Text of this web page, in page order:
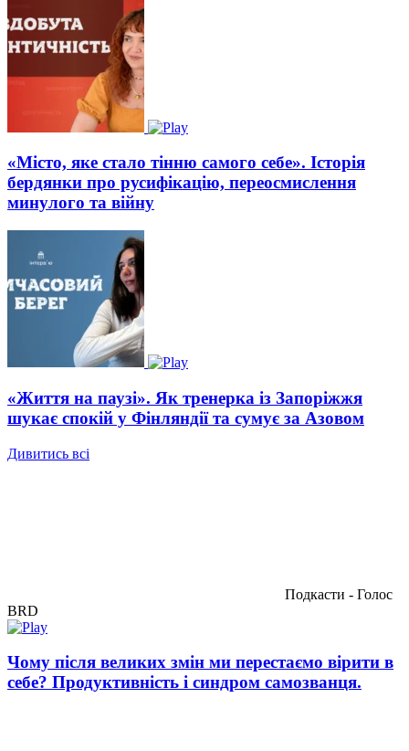
«Місто, яке стало тінню самого себе». Історія
бердянки про русифікацію, переосмислення
минулого та війну
«Життя на паузі». Як тренерка із Запоріжжя
шукає спокій у Фінляндії та сумує за Азовом
Дивитись всі
Подкасти - Голос
BRD
Чому після великих змін ми перестаємо вірити в
себе? Продуктивність і синдром самозванця.